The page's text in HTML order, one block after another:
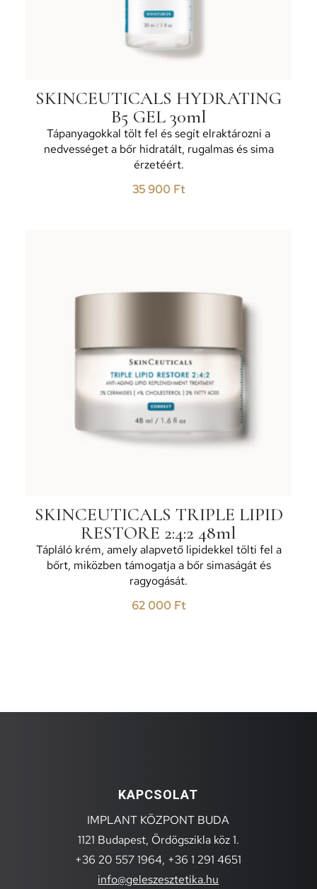
SKINCEUTICALS HYDRATING
B5 GEL 30ml
Tápanyagokkal tölt fel és segít elraktározni a
nedvességet a bőr hidratált, rugalmas és sima
érzetéért.
35 900 Ft
SKINCEUTICALS TRIPLE LIPID
RESTORE 2:4:2 48ml
Tápláló krém, amely alapvető lipidekkel tölti fel a
bőrt, miközben támogatja a bőr simaságát és
ragyogását.
62 000 Ft
KAPCSOLAT
IMPLANT KÖZPONT BUDA
1121 Budapest, Ördögszikla köz 1.
+36 20 557 1964, +36 1 291 4651
info@geleszesztetika.hu